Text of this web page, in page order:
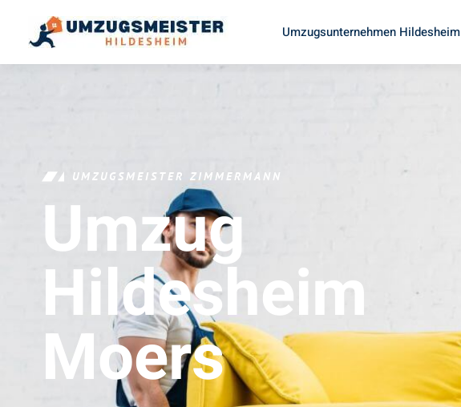
Umzugsunternehmen Hildesheim
UMZUGSMEISTER ZIMMERMANN
Umzug
Hildesheim
Moers